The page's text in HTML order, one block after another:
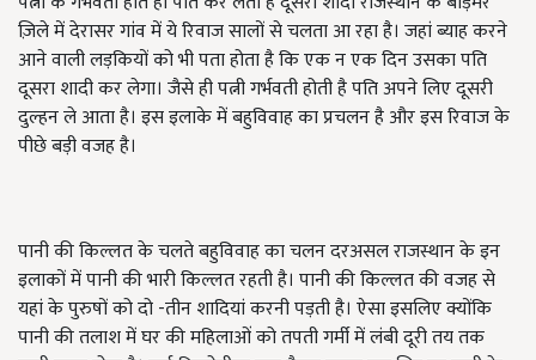
ज़िले में देरासर गांव में ये रिवाज सालों से चलता आ रहा है। जहां ब्याह करने
आने वाली लड़कियों को भी पता होता है कि एक न एक दिन उसका पति
दूसरा शादी कर लेगा। जैसे ही पत्नी गर्भवती होती है पति अपने लिए दूसरी
दुल्हन ले आता है। इस इलाके में बहुविवाह का प्रचलन है और इस रिवाज के
पीछे बड़ी वजह है।
पानी की किल्लत के चलते बहुविवाह का चलन दरअसल राजस्थान के इन
इलाकों में पानी की भारी किल्लत रहती है। पानी की किल्लत की वजह से
यहां के पुरुषों को दो -तीन शादियां करनी पड़ती है। ऐसा इसलिए क्योंकि
पानी की तलाश में घर की महिलाओं को तपती गर्मी में लंबी दूरी तय तक